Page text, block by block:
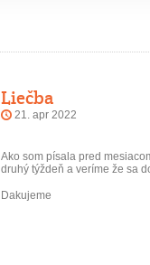
Liečba
21. apr 2022
Ako som písala pred
druhý týždeň a veríme že sa
Dakujeme